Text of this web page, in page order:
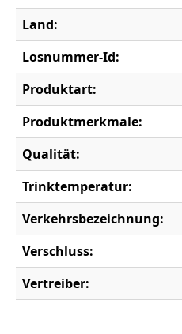
Land:
Losnummer-Id:
Produktart:
Produktmerkmale:
Qualität:
Trinktemperatur:
Verkehrsbezeichnung:
Verschluss:
Vertreiber: